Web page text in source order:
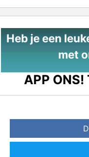
Heb je een
met
APP ONS!